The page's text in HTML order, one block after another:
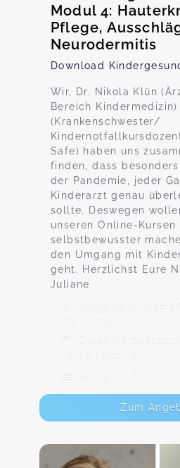
Modul 4:
Pflege,
Neurodermitis
Download
Wir, Dr. Nikola Klün
Bereich
(Krankenschwester/
Safe) haben uns
finden, dass
der Pandemie, jeder
Kinderarzt genau
sollte. Deswegen
unseren Online-Kursen
selbstbewusster
den Umgang mit
geht. Herzlichst Eure
Juliane
Andersenstraße
Hamburg
Diese
keine Termine.
Ab 15,00 €
Zum